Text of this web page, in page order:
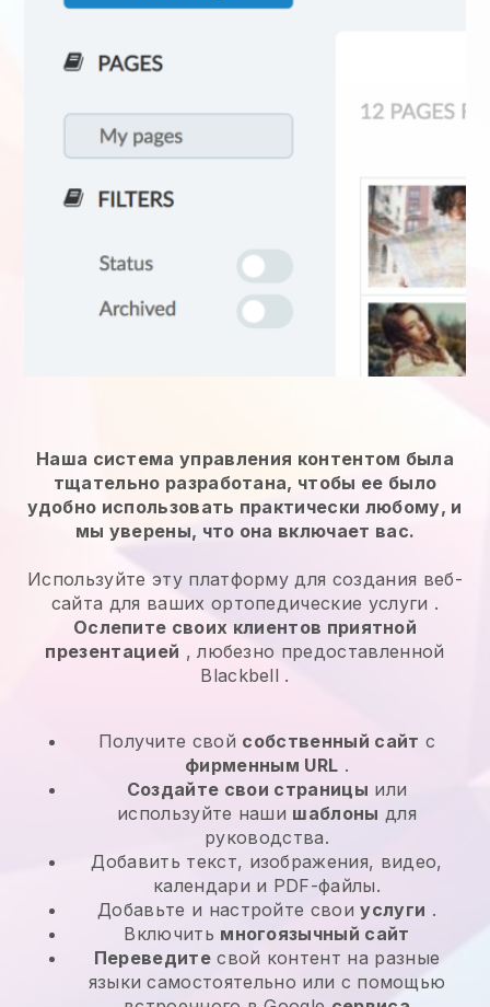
Наша система управления контентом была
тщательно разработана, чтобы ее было
удобно использовать практически любому, и
мы уверены, что она включает вас.
Используйте эту платформу для создания веб-
сайта для ваших ортопедические услуги .
Ослепите своих клиентов приятной
презентацией , любезно предоставленной
Blackbell .
Получите свой собственный сайт с
фирменным URL .
Создайте свои страницы или
используйте наши шаблоны для
руководства.
Добавить текст, изображения, видео,
календари и PDF-файлы.
Добавьте и настройте своиуслуги .
Включить многоязычный сайт
Переведитесвой контент на разные
языки самостоятельно или с помощью